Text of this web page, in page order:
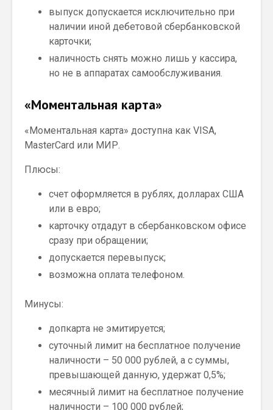
выпуск допускается исключительно при
наличии иной дебетовой сбербанковской
карточки;
наличность снять можно лишь у кассира,
но не в аппаратах самообслуживания.
«Моментальная карта»
«Моментальная карта» доступна как VISA,
MasterCard или МИР.
Плюсы:
счет оформляется в рублях, долларах США
или в евро;
карточку отдадут в сбербанковском офисе
сразу при обращении;
допускается перевыпуск;
возможна оплата телефоном.
Минусы:
допкарта не эмитируется;
суточный лимит на бесплатное получение
наличности – 50 000 рублей, а с суммы,
превышающей данную, удержат 0,5%;
месячный лимит на бесплатное получение
наличности – 100 000 рублей;